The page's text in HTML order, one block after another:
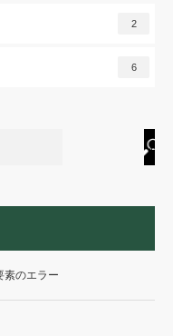
2
6
素のエラー